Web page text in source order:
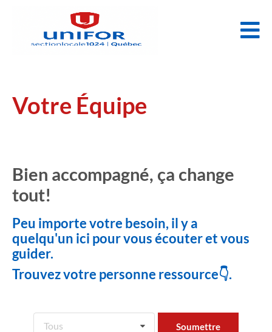
Votre Équipe
Bien accompagné, ça change
tout!
Peu importe votre besoin, il y a
quelqu'un ici pour vous écouter et vous
guider.
Trouvez votre personne ressource👇.
Tous